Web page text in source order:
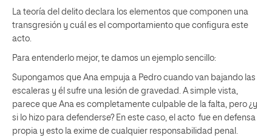
La teoría del delito declara los elementos que componen una
transgresión y cuál es el comportamiento que configura este
acto.
Para entenderlo mejor, te damos un ejemplo sencillo:
Supongamos que Ana empuja a Pedro cuando van bajando las
escaleras y él sufre una lesión de gravedad. A simple vista,
parece que Ana es completamente culpable de la falta, pero ¿y
si lo hizo para defenderse? En este caso, el acto fue en defensa
propia y esto la exime de cualquier responsabilidad penal.